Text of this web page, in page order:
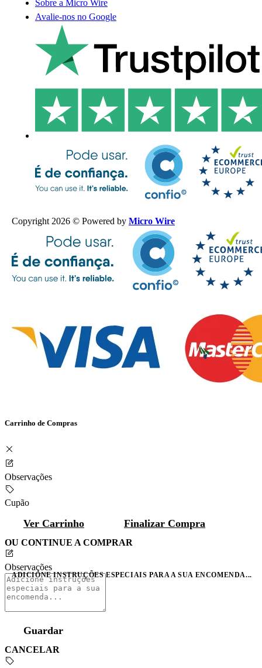
Sobre a Micro Wire
Avalie-nos no Google
Copyright 2026 © Powered by Micro Wire
Carrinho de Compras
Observações
Cupão
Ver Carrinho Finalizar Compra
OU CONTINUE A COMPRAR
Observações
ADICIONE INSTRUÇÕES ESPECIAIS PARA A SUA ENCOMENDA...
Guardar
CANCELAR